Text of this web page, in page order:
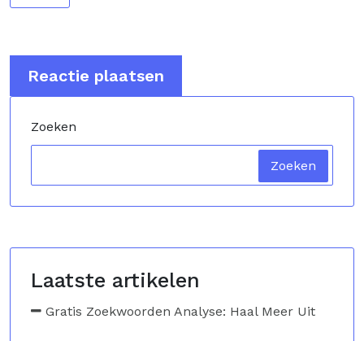
Zoeken
Zoeken
Laatste artikelen
Gratis Zoekwoorden Analyse: Haal Meer Uit